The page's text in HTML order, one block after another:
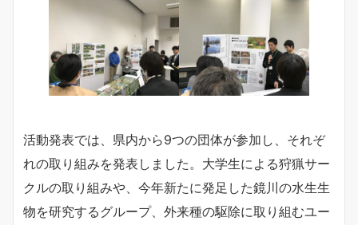
活動発表では、県内から9つの団体が参加し、それぞ
れの取り組みを発表しました。大学生による狩猟サー
クルの取り組みや、今年新たに発足した鏡川の水生生
物を研究するグループ、外来種の駆除に取り組むユー